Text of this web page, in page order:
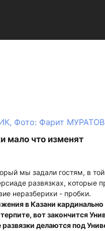
Фото: Фарит МУРАТОВ
мало что изменят
мы задали гостям, в
развязках, которые
неразберихи - пробки.
в Казани
вот закончится
делаются под